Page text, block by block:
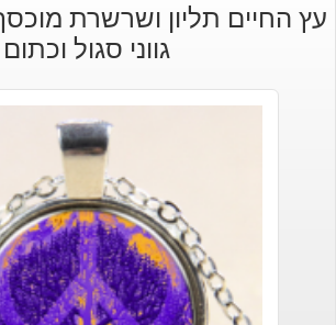
עץ החיים תליון ושרשרת
גווני סגול וכתום